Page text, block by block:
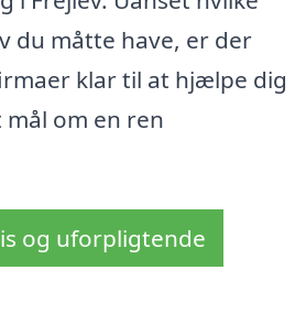
du måtte have, er der
klar til at hjælpe dig
om en ren
og uforpligtende